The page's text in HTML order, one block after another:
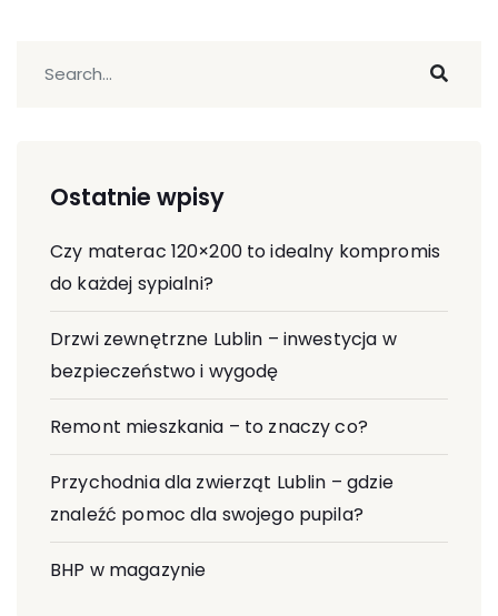
Ostatnie wpisy
Czy materac 120×200 to idealny kompromis
do każdej sypialni?
Drzwi zewnętrzne Lublin – inwestycja w
bezpieczeństwo i wygodę
Remont mieszkania – to znaczy co?
Przychodnia dla zwierząt Lublin – gdzie
znaleźć pomoc dla swojego pupila?
BHP w magazynie